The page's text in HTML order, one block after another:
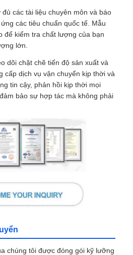
các tài liệu chuyên môn và báo
các tiêu chuẩn quốc tế. Mẫu
để kiểm tra chất lượng của bạn
lớn.
dõi chặt chẽ tiến độ sản xuất và
cấp dịch vụ vận chuyển kịp thời và
tin cậy, phản hồi kịp thời mọi
bảo sự hợp tác mà không phải
chúng tôi được đóng gói kỹ lưỡng